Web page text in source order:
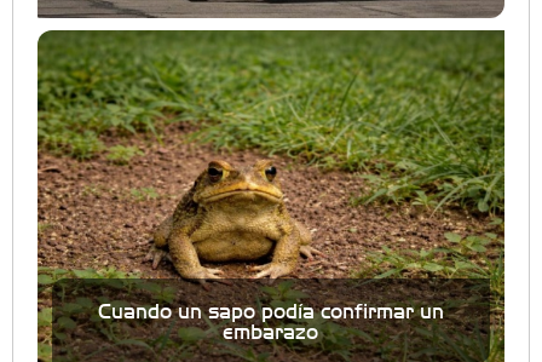
Cuando un sapo podía confirmar un
embarazo